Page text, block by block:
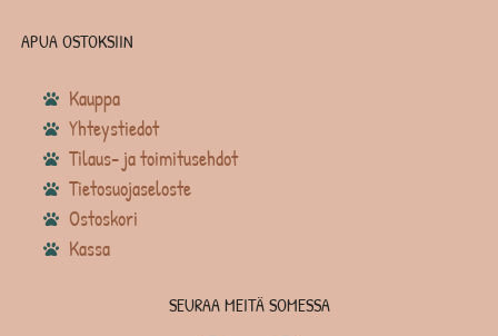
APUA OSTOKSIIN
Kauppa
Yhteystiedot
Tilaus- ja toimitusehdot
Tietosuojaseloste
Ostoskori
Kassa
SEURAA MEITÄ SOMESSA